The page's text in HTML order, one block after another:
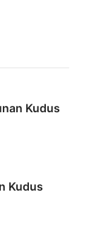
Kudus
Kudus